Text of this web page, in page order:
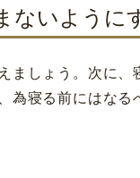
ないように
ましょう。次に
為寝る前にはな